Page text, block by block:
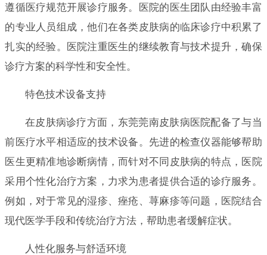
遵循医疗规范开展诊疗服务。医院的医生团队由经验丰富
的专业人员组成，他们在各类皮肤病的临床诊疗中积累了
扎实的经验。医院注重医生的继续教育与技术提升，确保
诊疗方案的科学性和安全性。
特色技术设备支持
在皮肤病诊疗方面，东莞莞南皮肤病医院配备了与当
前医疗水平相适应的技术设备。先进的检查仪器能够帮助
医生更精准地诊断病情，而针对不同皮肤病的特点，医院
采用个性化治疗方案，力求为患者提供合适的诊疗服务。
例如，对于常见的湿疹、痤疮、荨麻疹等问题，医院结合
现代医学手段和传统治疗方法，帮助患者缓解症状。
人性化服务与舒适环境